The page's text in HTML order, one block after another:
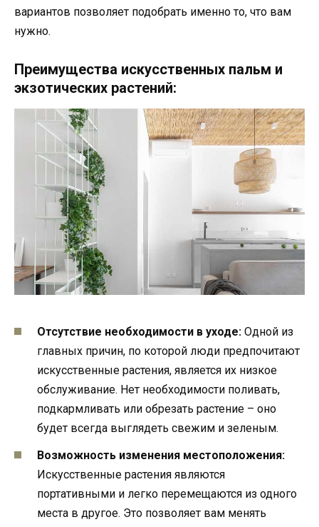
вариантов позволяет подобрать именно то, что вам
нужно.
Преимущества искусственных пальм и
экзотических растений:
Отсутствие необходимости в уходе: Одной из
главных причин, по которой люди предпочитают
искусственные растения, является их низкое
обслуживание. Нет необходимости поливать,
подкармливать или обрезать растение – оно
будет всегда выглядеть свежим и зеленым.
Возможность изменения местоположения:
Искусственные растения являются
портативными и легко перемещаются из одного
места в другое. Это позволяет вам менять